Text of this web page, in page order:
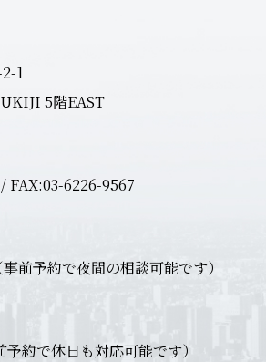
1
5階EAST
FAX:03-6226-9567
前予約で夜間の相談可能です）
約で休日も対応可能です）